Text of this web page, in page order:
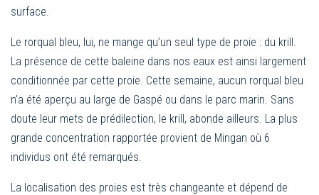
surface.
Le rorqual bleu, lui, ne mange qu’un seul type de proie : du krill.
La présence de cette baleine dans nos eaux est ainsi largement
conditionnée par cette proie. Cette semaine, aucun rorqual bleu
n’a été aperçu au large de Gaspé ou dans le parc marin. Sans
doute leur mets de prédilection, le krill, abonde ailleurs. La plus
grande concentration rapportée provient de Mingan où 6
individus ont été remarqués.
La localisation des proies est très changeante et dépend de